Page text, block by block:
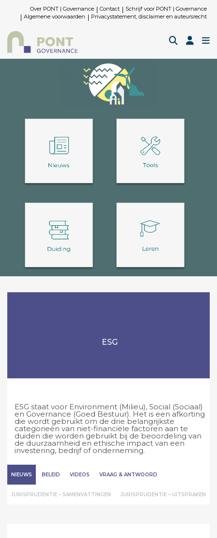
Over PONT | Governance Contact
Schrijf voor PONT | Governance
Algemene voorwaarden
Privacystatement, disclaimer en auteursrecht
ESG
ESG staat voor Environment (Milieu), Social (Sociaal)
en Governance (Goed Bestuur). Het is een afkorting
die wordt gebruikt om de drie belangrijkste
categorieën van niet-financiële factoren aan te
duiden die worden gebruikt bij de beoordeling van
de duurzaamheid en ethische impact van een
investering, bedrijf of onderneming.
NIEUWS BELEID VIDEOS VRAAG & ANTWOORD
JURISPRUDENTIE – SAMENVATTINGEN JURISPRUDENTIE – UITSPRAKEN